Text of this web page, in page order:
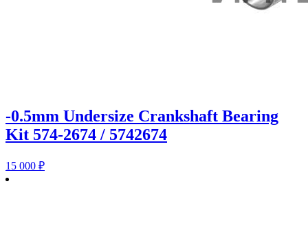
-0.5mm Undersize Crankshaft Bearing
Kit 574-2674 / 5742674
15 000 ₽